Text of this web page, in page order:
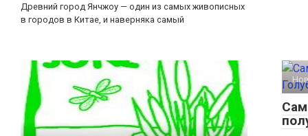
Древний город Янчжоу — один из самых живописных
в городов в Китае, и наверняка самый